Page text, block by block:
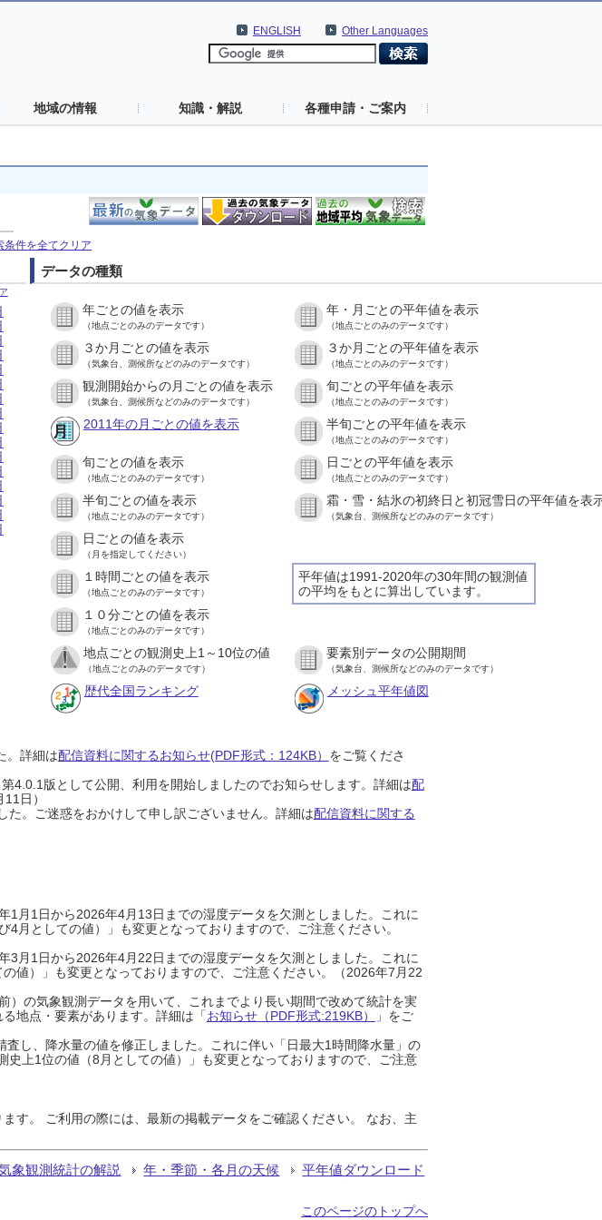
Other Languages
ENGLISH
地域の情報 知識・解説 各種申請・ご案内
条件を全てクリア
データの種類
年ごとの値を表示
（地点ごとのみのデータです）
年・月ごとの平年値を表示
（地点ごとのみのデータです）
３か月ごとの値を表示
（気象台、測候所などのみのデータです）
３か月ごとの平年値を表示
（地点ごとのみのデータです）
観測開始からの月ごとの値を表示
（気象台、測候所などのみのデータです）
旬ごとの平年値を表示
（地点ごとのみのデータです）
2011年の月ごとの値を表示 半旬ごとの平年値を表示
（地点ごとのみのデータです）
旬ごとの値を表示
（地点ごとのみのデータです）
日ごとの平年値を表示
（地点ごとのみのデータです）
半旬ごとの値を表示
（地点ごとのみのデータです）
霜・雪・結氷の初終日と初冠雪日の平年値を表
（気象台、測候所などのみのデータです）
日ごとの値を表示
（月を指定してください）
平年値は1991-2020年の30年間の観測値
の平均をもとに算出しています。
１時間ごとの値を表示
（地点ごとのみのデータです）
１０分ごとの値を表示
（地点ごとのみのデータです）
地点ごとの観測史上1～10位の値
（地点ごとのみのデータです）
要素別データの公開期間
（気象台、測候所などのみのデータです）
歴代全国ランキング メッシュ平年値図
。詳細は配信資料に関するお知らせ(PDF形式：124KB） をご覧くださ
4.0.1版として公開、利用を開始しましたのでお知らせします。詳細は配
日）
。ご迷惑をおかけして申し訳ございません。詳細は配信資料に関する
月1日から2026年4月13日までの湿度データを欠測としました。これに
月としての値）」も変更となっておりますので、ご注意ください。
月1日から2026年4月22日までの湿度データを欠測としました。これに
値）」も変更となっておりますので、ご注意ください。（2026年7月22
の気象観測データを用いて、これまでより長い期間で改めて統計を実
地点・要素があります。詳細は「お知らせ（PDF形式:219KB）
」をご
し、降水量の値を修正しました。これに伴い「日最大1時間降水量」の
史上1位の値（8月としての値）」も変更となっておりますので、ご注意
す。 ご利用の際には、最新の掲載データをご確認ください。 なお、主
象観測統計の解説 年・季節・各月の天候 平年値ダウンロード
このページのトップへ